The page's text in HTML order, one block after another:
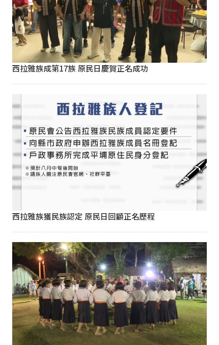
西拉雅族成第17族 原民日慶賀正名成功
西拉雅族獲民族認定 原民日回顧正名歷程